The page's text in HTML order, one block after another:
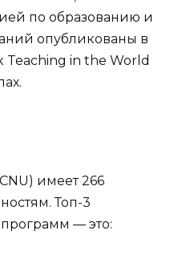
по образованию и
опубликованы в
in the World
имеет 266
Топ-3
— это: